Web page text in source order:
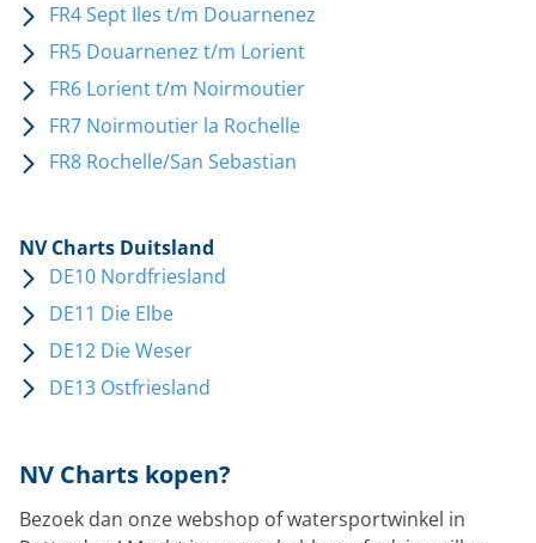
FR4 Sept Iles t/m Douarnenez
FR5 Douarnenez t/m Lorient
FR6 Lorient t/m Noirmoutier
FR7 Noirmoutier la Rochelle
FR8 Rochelle/San Sebastian
NV Charts Duitsland
DE10 Nordfriesland
DE11 Die Elbe
DE12 Die Weser
DE13 Ostfriesland
NV Charts kopen?
Bezoek dan onze webshop of watersportwinkel in